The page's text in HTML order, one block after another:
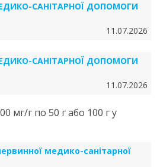
САНІТАРНОЇ ДОПОМОГИ
11.07.2026
САНІТАРНОЇ ДОПОМОГИ
11.07.2026
мг/г по 50 г або 100 г у
медико-санітарної